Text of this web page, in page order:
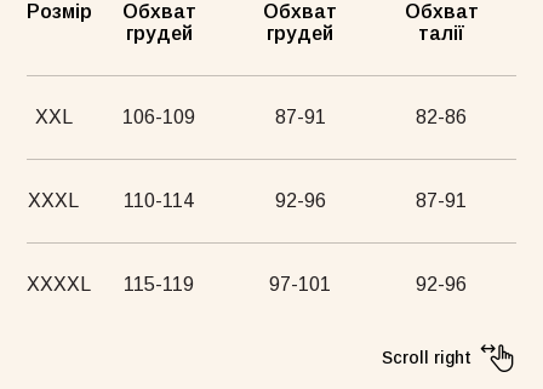
Розмір
Обхват
грудей
Обхват
грудей
Обхват
талії
XXL 106-109 87-91 82-86
XXXL 110-114 92-96 87-91
XXXXL 115-119 97-101 92-96
Scroll right